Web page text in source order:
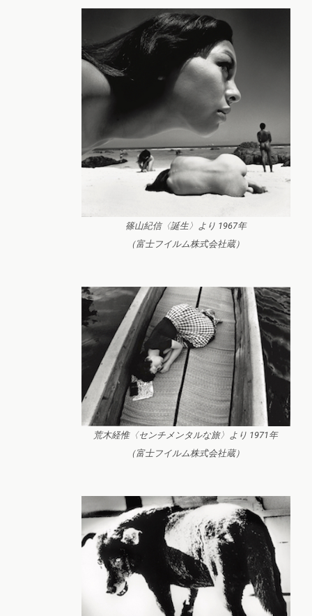
篠山紀信〈誕生〉より 1967年
（富士フイルム株式会社蔵）
荒木経惟〈センチメンタルな旅〉より 1971年
（富士フイルム株式会社蔵）